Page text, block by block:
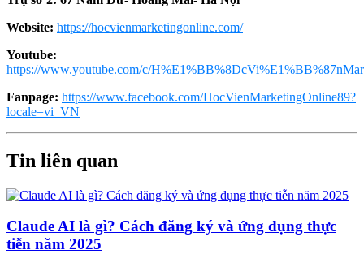
Website: https://hocvienmarketingonline.com/
Youtube:
https://www.youtube.com/c/
Fanpage: https://www.facebook.com/HocVienMarketingOnline89?
locale=vi_VN
Tin liên quan
Claude AI là gì? Cách đăng ký và ứng dụng thực
tiễn năm 2025